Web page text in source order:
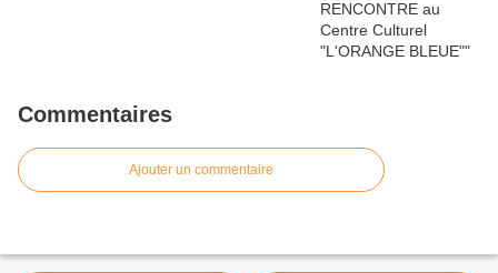
Commentaires
Ajouter un commentaire